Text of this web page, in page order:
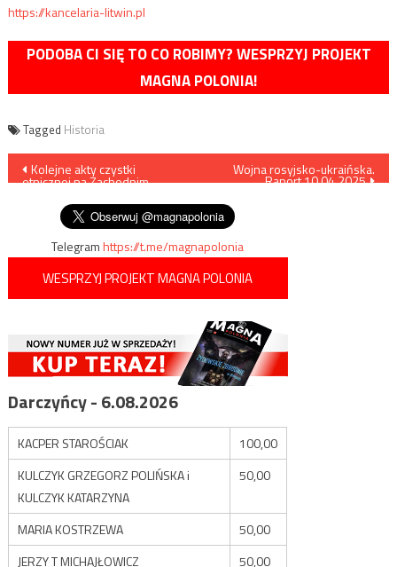
https://kancelaria-litwin.pl
PODOBA CI SIĘ TO CO ROBIMY? WESPRZYJ PROJEKT
MAGNA POLONIA!
Tagged Historia
Nawigacja
wpisu
Kolejne akty czystki
etnicznej na Zachodnim
Wojna rosyjsko-ukraińska.
Raport 10.04.2025
Telegramhttps://t.me/magnapolonia
WESPRZYJ PROJEKT MAGNA POLONIA
Darczyńcy - 6.08.2026
KACPER STAROŚCIAK
100,00
KULCZYK GRZEGORZ POLIŃSKA i
KULCZYK KATARZYNA
50,00
MARIA KOSTRZEWA
50,00
JERZY T MICHAJŁOWICZ
50,00